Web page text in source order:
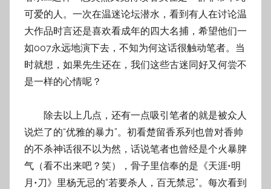
可爱的人。一次在温迷论坛潜水，看到有人在讨论温
大作品时言还是喜欢看成年的四大名捕，希望他们一
如007永远地演下去，不知为何这话很触动笔者。当
时就想，如果先生还在，我们这些古迷同好又何尝不
是一样的心情呢？
除去以上几点，还有一点吸引笔者的就是被众人
说烂了的“优雅的暴力”。初看楚留香系列也曾对香帅
的不杀神话很不以为然，话说笔者也曾经是个火暴脾
气（看不出来吧？笑），骨子里信奉的是《天涯•明
月•刀》里杨无忌的“若要杀人，百无禁忌”。每次看到